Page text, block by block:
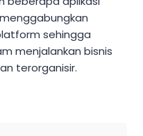
sehingga
menjalankan bisnis
terorganisir.